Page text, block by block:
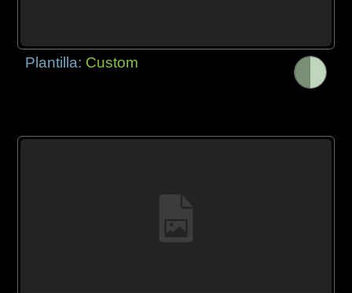
Plantilla: Custom